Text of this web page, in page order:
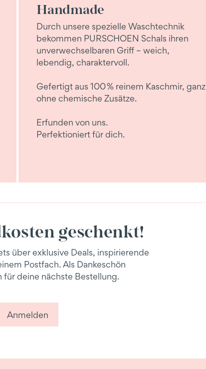
Handmade
Durch unsere spezielle Waschtechnik
bekommen PURSCHOEN Schals ihren
unverwechselbaren Griff – weich,
lebendig, charaktervoll.
Gefertigt aus 100 % reinem Kaschmir, ganz
ohne chemische Zusätze.
Erfunden von uns.
Perfektioniert für dich.
geschenkt!
über exklusive Deals, inspirierende
Postfach. Als Dankeschön
für deine nächste Bestellung.
Anmelden